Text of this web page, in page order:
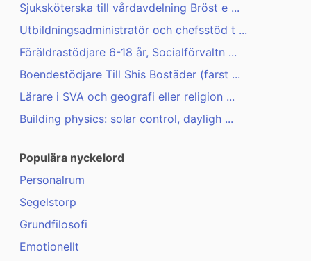
Sjuksköterska till vårdavdelning Bröst e ...
Utbildningsadministratör och chefsstöd t ...
Föräldrastödjare 6-18 år, Socialförvaltn ...
Boendestödjare Till Shis Bostäder (farst ...
Lärare i SVA och geografi eller religion ...
Building physics: solar control, dayligh ...
Populära nyckelord
Personalrum
Segelstorp
Grundfilosofi
Emotionellt